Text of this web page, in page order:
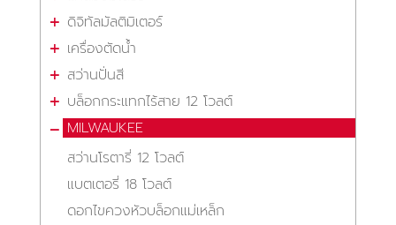
ดิจิทัลมัลติมิเตอร์
เครื่องตัดน้ำ
สว่านปั่นสี
บล็อกกระแทกไร้สาย 12 โวลต์
MILWAUKEE
สว่านโรตารี่ 12 โวลต์
แบตเตอรี่ 18 โวลต์
ดอกไขควงหัวบล็อกแม่เหล็ก